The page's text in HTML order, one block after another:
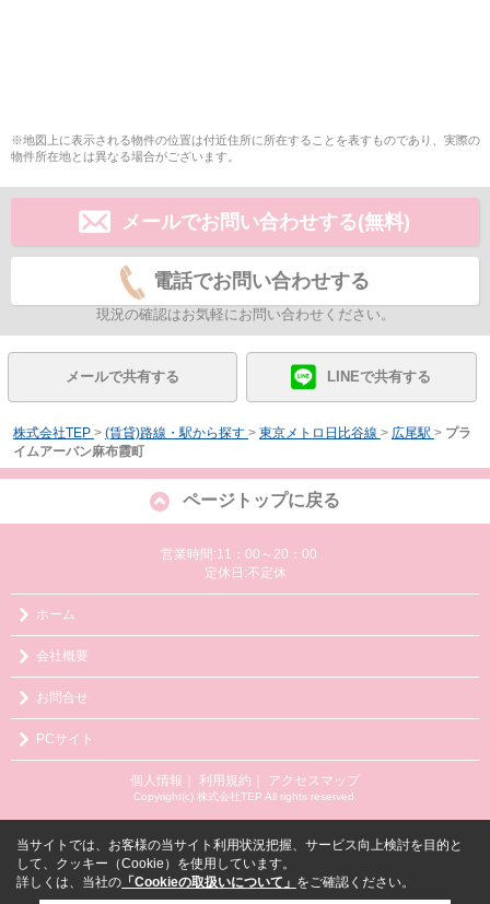
※地図上に表示される物件の位置は付近住所に所在することを表すものであり、実際の
物件所在地とは異なる場合がございます。
メールでお問い合わせする(無料)
電話でお問い合わせする
現況の確認はお気軽にお問い合わせください。
メールで共有する LINEで共有する
株式会社TEP > (賃貸)路線・駅から探す > 東京メトロ日比谷線 > 広尾駅 > プラ
イムアーバン麻布霞町
ページトップに戻る
営業時間:11：00～20：00
定休日:不定休
ホーム
会社概要
お問合せ
PCサイト
個人情報 利用規約 アクセスマップ
Copyright(c) 株式会社TEP All rights reserved.
当サイトでは、お客様の当サイト利用状況把握、サービス向上検討を目的と
して、クッキー（Cookie）を使用しています。
詳しくは、当社の 「Cookieの取扱いについて」 をご確認ください。